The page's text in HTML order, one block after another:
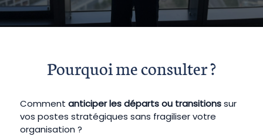
Pourquoi me consulter ?
Comment anticiper les départs ou transitionssur
vos postes stratégiques sans fragiliser votre
organisation ?